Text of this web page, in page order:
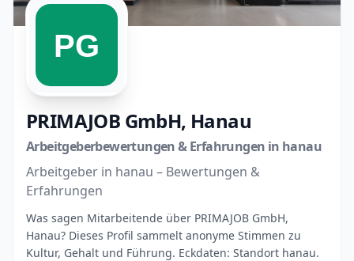
PRIMAJOB GmbH, Hanau
Arbeitgeberbewertungen & Erfahrungen in hanau
Arbeitgeber in hanau – Bewertungen &
Erfahrungen
Was sagen Mitarbeitende über PRIMAJOB GmbH,
Hanau? Dieses Profil sammelt anonyme Stimmen zu
Kultur, Gehalt und Führung. Eckdaten: Standort hanau.